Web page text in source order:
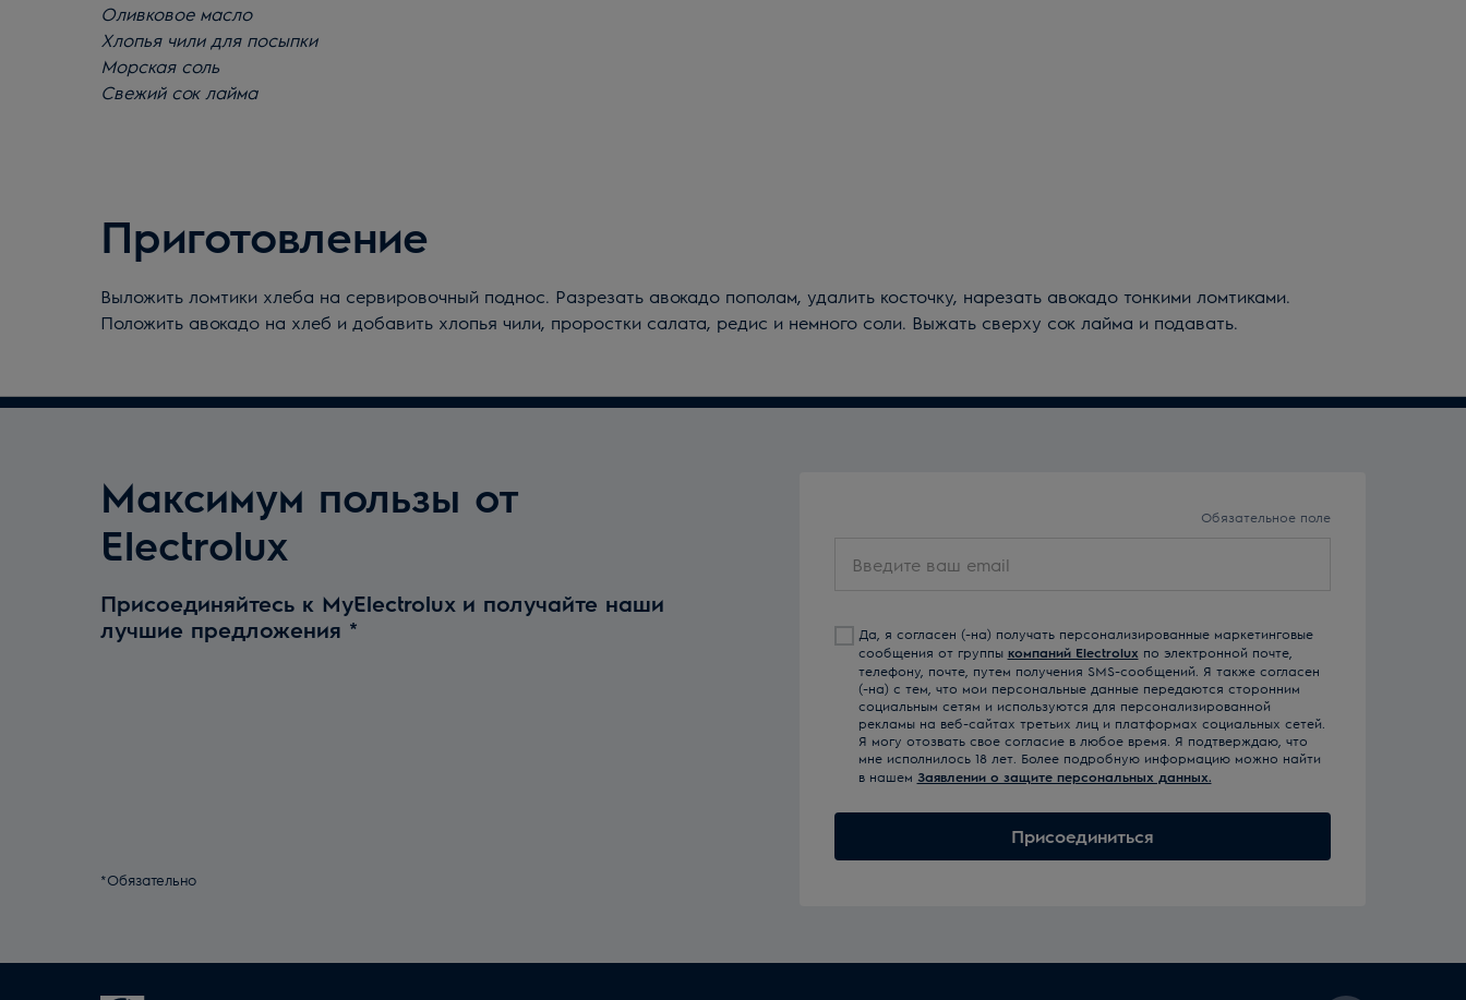
Оливковое масло
Хлопья чили для посыпки
Морская соль
Свежий сок лайма
Приготовление
Выложить ломтики хлеба на сервировочный поднос. Разрезать авокадо пополам, удалить косточку, нарезать авокадо тонкими ломтиками.
Положить авокадо на хлеб и добавить хлопья чили, проростки салата, редис и немного соли. Выжать сверху сок лайма и подавать.
Максимум пользы от
Electrolux
Присоединяйтесь к MyElectrolux и получайте наши
лучшие предложения *
*Обязательно
Обязательное поле
ваш
Да, я согласен (-на) получать персонализированные маркетинговые
сообщения от группы компаний Electrolux по электронной почте,
телефону, почте, путем получения SMS-сообщений. Я также согласен
(-на) с тем, что мои персональные данные передаются сторонним
социальным сетям и используются для персонализированной
рекламы на веб-сайтах третьих лиц и платформах социальных сетей.
Я могу отозвать свое согласие в любое время. Я подтверждаю, что
мне исполнилось 18 лет. Более подробную информацию можно найти
в нашем Заявлении о защите персональных данных.
Присоединиться